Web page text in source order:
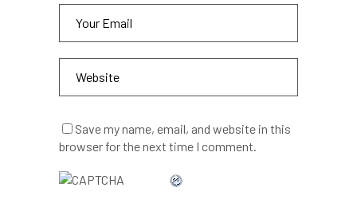
Save my name, email, and website in this
browser for the next time I comment.